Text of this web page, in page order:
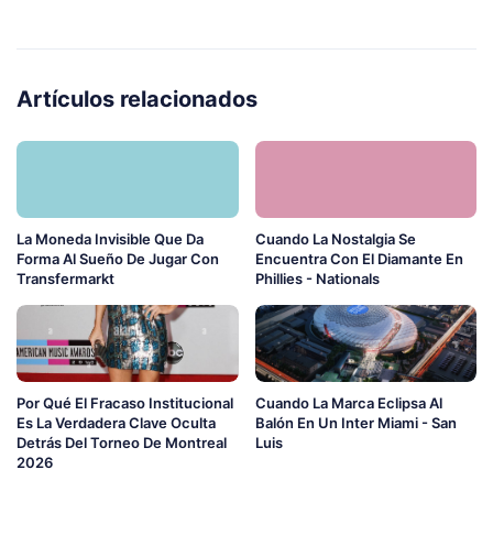
Artículos relacionados
La Moneda Invisible Que Da
Forma Al Sueño De Jugar Con
Transfermarkt
Cuando La Nostalgia Se
Encuentra Con El Diamante En
Phillies - Nationals
Por Qué El Fracaso Institucional
Es La Verdadera Clave Oculta
Detrás Del Torneo De Montreal
2026
Cuando La Marca Eclipsa Al
Balón En Un Inter Miami - San
Luis